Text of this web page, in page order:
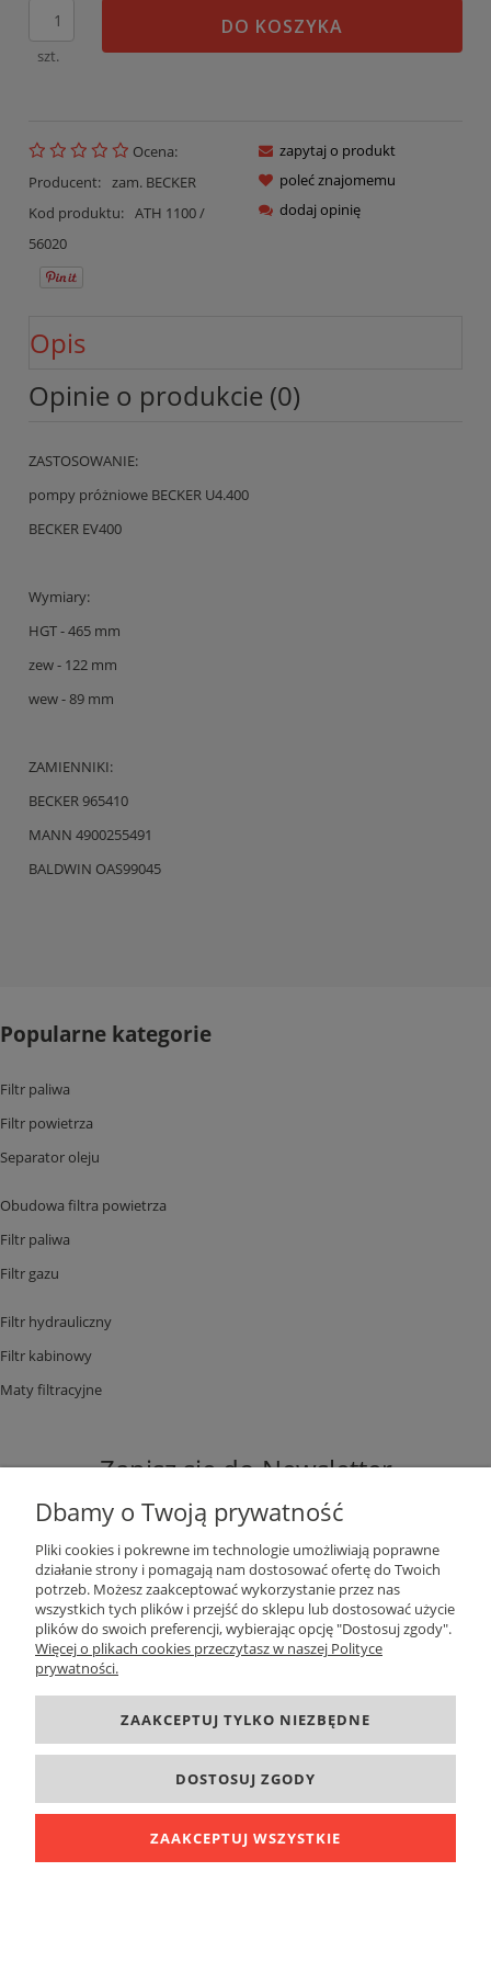
szt.
DO KOSZYKA
Ocena:
Producent: zam. BECKER
Kod produktu: ATH 1100 /
56020
zapytaj o produkt
poleć znajomemu
dodaj opinię
Opis
Opinie o produkcie (0)
ZASTOSOWANIE:
pompy próżniowe BECKER U4.400
BECKER EV400
Wymiary:
HGT - 465 mm
zew - 122 mm
wew - 89 mm
ZAMIENNIKI:
BECKER 965410
MANN 4900255491
BALDWIN OAS99045
Popularne kategorie
Filtr paliwa
Filtr powietrza
Separator oleju
Obudowa filtra powietrza
Filtr paliwa
Filtr gazu
Filtr hydrauliczny
Filtr kabinowy
Maty filtracyjne
Zapisz się do Newsletter
ZAPISZ SIĘ
O FIRMIE
Dbamy o Twoją prywatność
Pliki cookies i pokrewne im technologie umożliwiają poprawne
działanie strony i pomagają nam dostosować ofertę do Twoich
potrzeb. Możesz zaakceptować wykorzystanie przez nas
wszystkich tych plików i przejść do sklepu lub dostosować użycie
plików do swoich preferencji, wybierając opcję "Dostosuj zgody".
Więcej o plikach cookies przeczytasz w naszej Polityce
prywatności.
ZAAKCEPTUJ TYLKO NIEZBĘDNE
DOSTOSUJ ZGODY
ZAAKCEPTUJ WSZYSTKIE